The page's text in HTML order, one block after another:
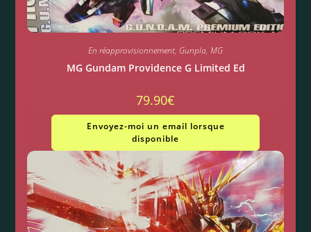
En réapprovisionnement, Gunpla, MG
MG Gundam Providence G Limited Ed
79.90€
Envoyez-moi un email lorsque
disponible